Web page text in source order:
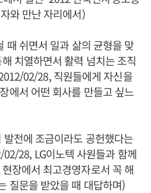
와 만난 자리에서)
때 쉬면서 일과 삶의 균형을 맞
치열하면서 활력 넘치는 조직
02/28, 직원들에게 자신을
에서 어떤 회사를 만들고 싶느
발전에 조금이라도 공헌했다는
28, LG이노텍 사원들과 함께
장에서 최고경영자로서 꼭 해
질문을 받았을 때 대답하며)